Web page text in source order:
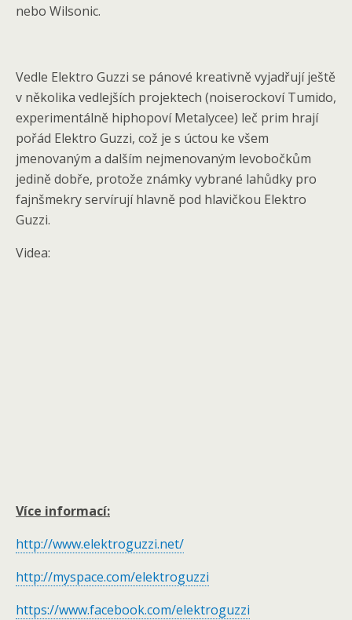
nebo Wilsonic.
Vedle Elektro Guzzi se pánové kreativně vyjadřují ještě
v několika vedlejších projektech (noiserockoví Tumido,
experimentálně hiphopoví Metalycee) leč prim hrají
pořád Elektro Guzzi, což je s úctou ke všem
jmenovaným a dalším nejmenovaným levobočkům
jedině dobře, protože známky vybrané lahůdky pro
fajnšmekry servírují hlavně pod hlavičkou Elektro
Guzzi.
Videa:
Více informací:
http://www.elektroguzzi.net/
http://myspace.com/elektroguzzi
https://www.facebook.com/elektroguzzi